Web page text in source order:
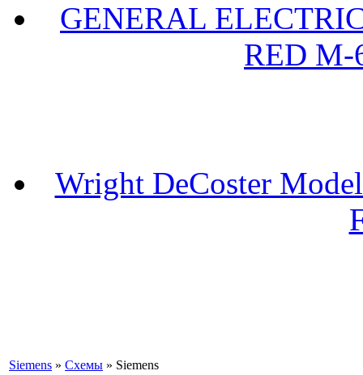
GENERAL
RED M-
Wright DeCoster
Siemens » Схемы » Siemens